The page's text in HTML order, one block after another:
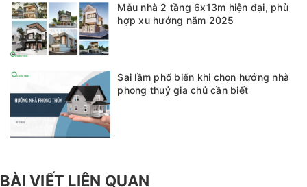
Mẫu nhà 2 tầng 6x13m hiện đại, phù
hợp xu hướng năm 2025
Sai lầm phổ biến khi chọn hướng nhà
phong thuỷ gia chủ cần biết
BÀI VIẾT LIÊN QUAN